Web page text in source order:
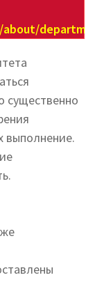
существенно
выполнение.